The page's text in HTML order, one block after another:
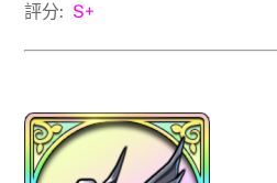
評分: S+